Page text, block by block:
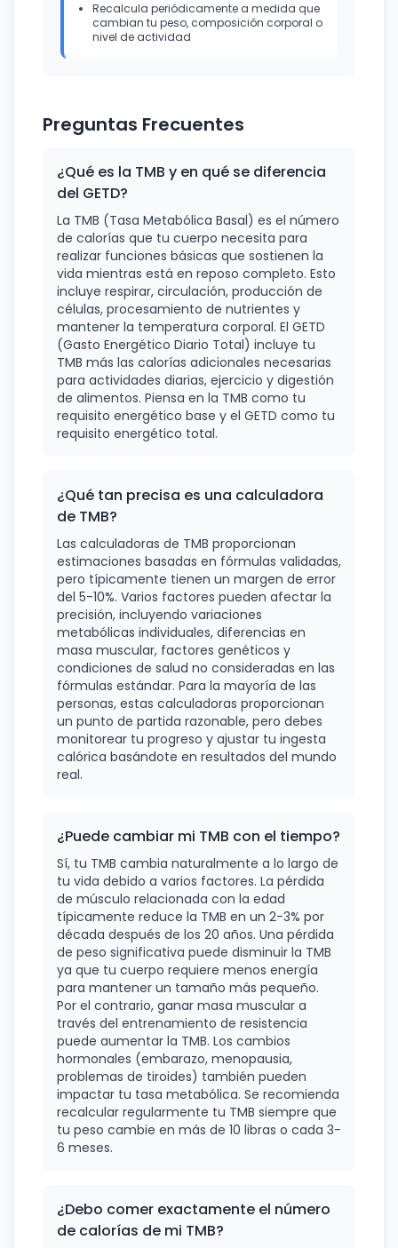
Recalcula periódicamente a medida que
cambian tu peso, composición corporal o
nivel de actividad
Preguntas Frecuentes
¿Qué es la TMB y en qué se diferencia
del GETD?
La TMB (Tasa Metabólica Basal) es el número
de calorías que tu cuerpo necesita para
realizar funciones básicas que sostienen la
vida mientras está en reposo completo. Esto
incluye respirar, circulación, producción de
células, procesamiento de nutrientes y
mantener la temperatura corporal. El GETD
(Gasto Energético Diario Total) incluye tu
TMB más las calorías adicionales necesarias
para actividades diarias, ejercicio y digestión
de alimentos. Piensa en la TMB como tu
requisito energético base y el GETD como tu
requisito energético total.
¿Qué tan precisa es una calculadora
de TMB?
Las calculadoras de TMB proporcionan
estimaciones basadas en fórmulas validadas,
pero típicamente tienen un margen de error
del 5-10%. Varios factores pueden afectar la
precisión, incluyendo variaciones
metabólicas individuales, diferencias en
masa muscular, factores genéticos y
condiciones de salud no consideradas en las
fórmulas estándar. Para la mayoría de las
personas, estas calculadoras proporcionan
un punto de partida razonable, pero debes
monitorear tu progreso y ajustar tu ingesta
calórica basándote en resultados del mundo
real.
¿Puede cambiar mi TMB con el tiempo?
Sí, tu TMB cambia naturalmente a lo largo de
tu vida debido a varios factores. La pérdida
de músculo relacionada con la edad
típicamente reduce la TMB en un 2-3% por
década después de los 20 años. Una pérdida
de peso significativa puede disminuir la TMB
ya que tu cuerpo requiere menos energía
para mantener un tamaño más pequeño.
Por el contrario, ganar masa muscular a
través del entrenamiento de resistencia
puede aumentar la TMB. Los cambios
hormonales (embarazo, menopausia,
problemas de tiroides) también pueden
impactar tu tasa metabólica. Se recomienda
recalcular regularmente tu TMB siempre que
tu peso cambie en más de 10 libras o cada 3-
6 meses.
¿Debo comer exactamente el número
de calorías de mi TMB?